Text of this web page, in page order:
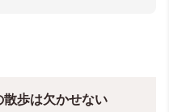
歩は欠かせない